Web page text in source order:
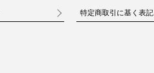
特定商取引に基く表記